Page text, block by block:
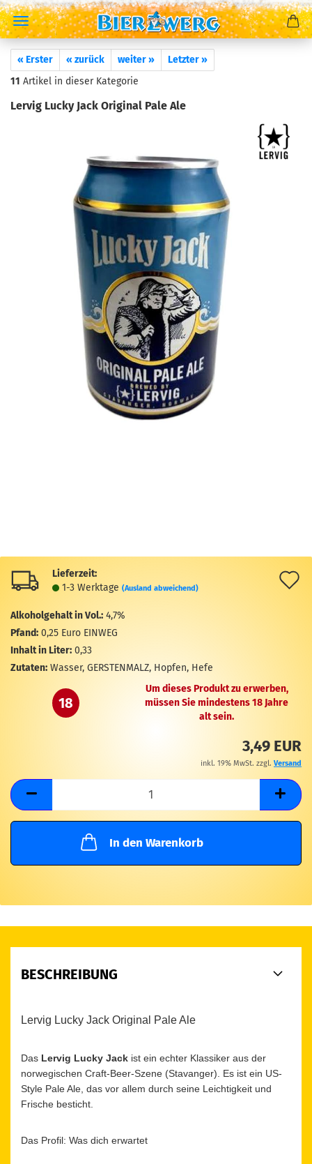
« Erster « zurück weiter »
Letzter »
11 Artikel in dieser Kategorie
Lervig Lucky Jack Original Pale Ale
Lieferzeit:
1-3 Werktage (Ausland abweichend)
Alkoholgehalt in Vol.: 4,7%
Pfand: 0,25 Euro EINWEG
Inhalt in Liter: 0,33
Zutaten: Wasser, GERSTENMALZ, Hopfen, Hefe
18
Um dieses Produkt zu erwerben,
müssen Sie mindestens 18 Jahre
alt sein.
3,49 EUR
inkl. 19% MwSt. zzgl. Versand
In den Warenkorb
BESCHREIBUNG
Lervig Lucky Jack Original Pale Ale
Das Lervig Lucky Jack ist ein echter Klassiker aus der
norwegischen Craft-Beer-Szene (Stavanger). Es ist ein US-
Style Pale Ale, das vor allem durch seine Leichtigkeit und
Frische besticht.
Das Profil: Was dich erwartet